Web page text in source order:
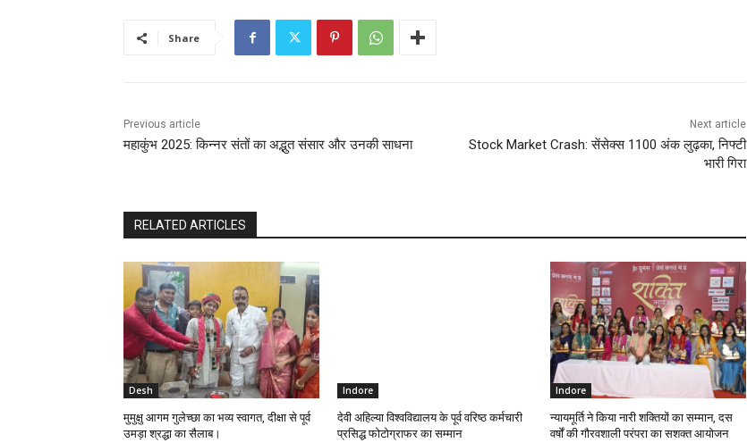
Share
Previous article
महाकुंभ 2025: किन्नर संतों का अद्भुत संसार और उनकी साधना
Next article
Stock Market Crash: सेंसेक्स 1100 अंक लुढ़का, निफ्टी
भारी गिरा
RELATED ARTICLES
Desh
मुमुक्षु आगम गुलेच्छा का भव्य स्वागत, दीक्षा से पूर्व
उमड़ा श्रद्धा का सैलाब।
Indore
देवी अहिल्या विश्वविद्यालय के पूर्व वरिष्ठ कर्मचारी
प्रसिद्ध फोटोग्राफर का सम्मान
Indore
न्यायमूर्ति ने किया नारी शक्तियों का सम्मान, दस
वर्षों की गौरवशाली परंपरा का सशक्त आयोजन